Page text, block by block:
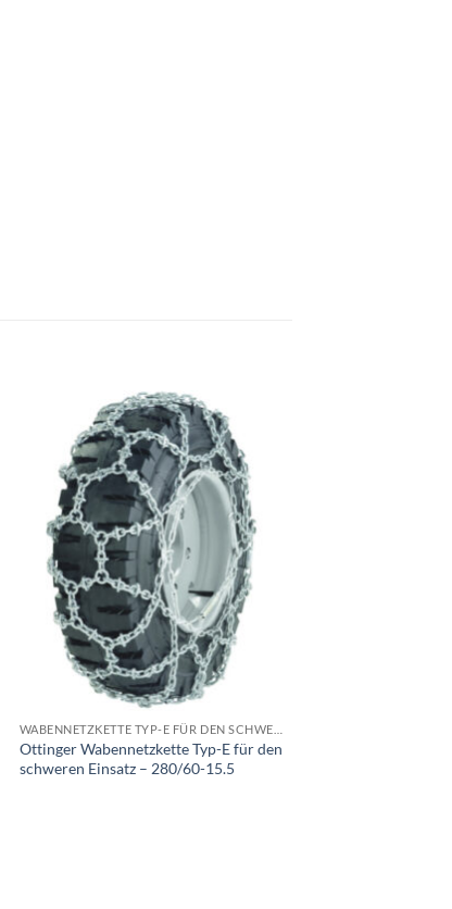
Ottinger Wabennetzkette Typ-E für den
schweren Einsatz – 280/60-15.5